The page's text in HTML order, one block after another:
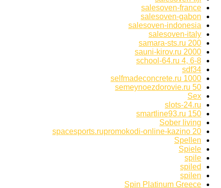
salesoven-france
salesoven-gabon
salesoven-indonesia
salesoven-italy
samara-sts.ru 200
sauni-kirov.ru 2000
school-64.ru 4, 6-8
sdf34
selfmadeconcrete.ru 1000
semeynoezdorovie.ru 50
Sex
slots-24.ru
smartline93.ru 150
Sober living
spacesports.rupromokodi-online-kazino 20
Spellen
Spiele
spile
spiled
spilen
Spin Platinum Greece